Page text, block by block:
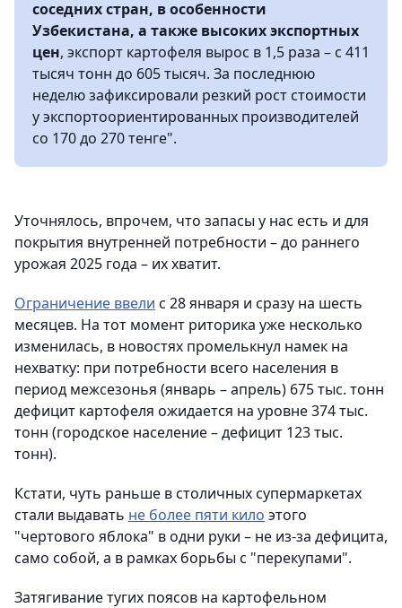
соседних стран, в особенности
Узбекистана, а также высоких экспортных
цен, экспорт картофеля вырос в 1,5 раза – с 411
тысяч тонн до 605 тысяч. За последнюю
неделю зафиксировали резкий рост стоимости
у экспортоориентированных производителей
со 170 до 270 тенге".
Уточнялось, впрочем, что запасы у нас есть и для
покрытия внутренней потребности – до раннего
урожая 2025 года – их хватит.
Ограничение ввели с 28 января и сразу на шесть
месяцев. На тот момент риторика уже несколько
изменилась, в новостях промелькнул намек на
нехватку: при потребности всего населения в
период межсезонья (январь – апрель) 675 тыс. тонн
дефицит картофеля ожидается на уровне 374 тыс.
тонн (городское население – дефицит 123 тыс.
тонн).
Кстати, чуть раньше в столичных супермаркетах
стали выдавать не более пяти кило этого
"чертового яблока" в одни руки – не из-за дефицита,
само собой, а в рамках борьбы с "перекупами".
Затягивание тугих поясов на картофельном